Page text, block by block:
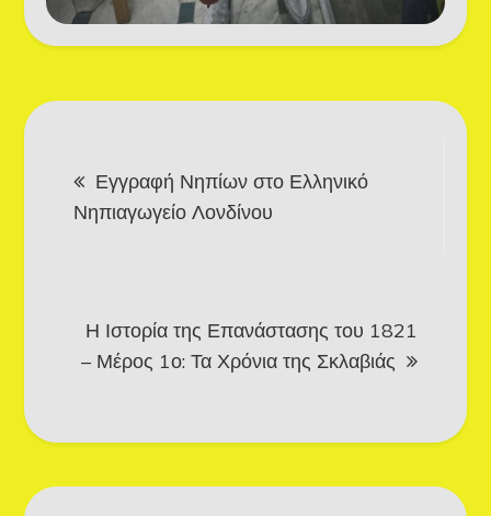
navigation
Εγγραφή Νηπίων στο Ελληνικό
Νηπιαγωγείο Λονδίνου
Η Ιστορία της Επανάστασης του 1821
– Μέρος 1ο: Τα Χρόνια της Σκλαβιάς